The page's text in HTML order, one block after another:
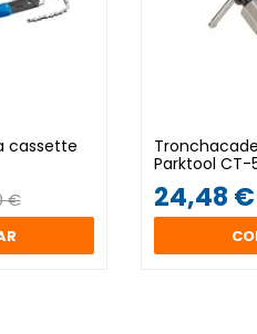
cassette
€
Parktool CT-
24,48 €